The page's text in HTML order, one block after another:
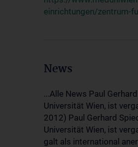
einrichtungen/zentrum-
News
...Alle News Paul
Universität Wien, ist
2012) Paul Gerhard
Universität Wien, ist
galt als international